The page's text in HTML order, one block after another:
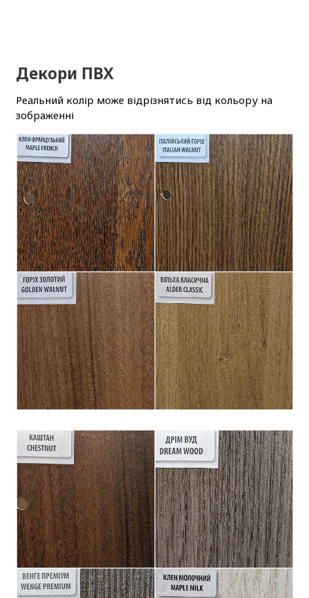
Декори ПВХ
Реальний колір може відрізнятись від кольору на
зображенні